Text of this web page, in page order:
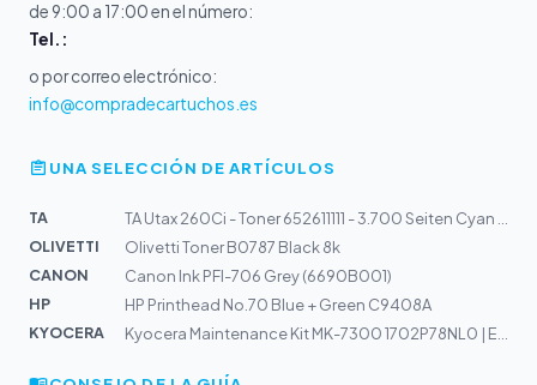
de 9:00 a 17:00 en el número:
Tel.:
o por correo electrónico:
info@compradecartuchos.es
UNA SELECCIÓN DE ARTÍCULOS
TA
OLIVETTI
Olivetti Toner B0787 Black 8k
CANON
Canon Ink PFI-706 Grey (6690B001)
HP
HP Printhead No.70 Blue + Green C9408A
KYOCERA